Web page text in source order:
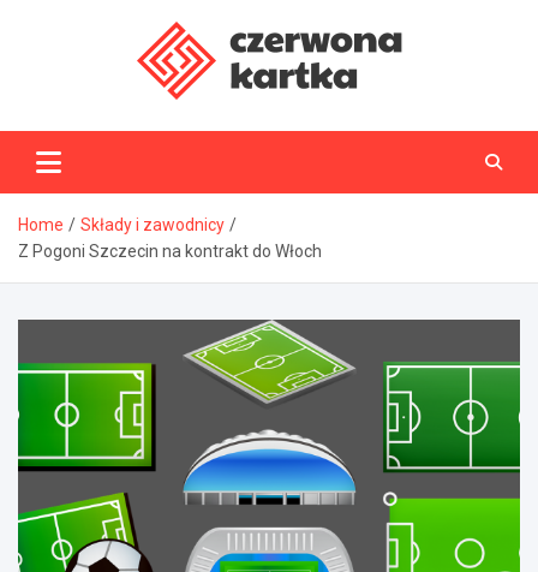
CzerwonaKartka.pl
Home
Składy i zawodnicy
Z Pogoni Szczecin na kontrakt do Włoch